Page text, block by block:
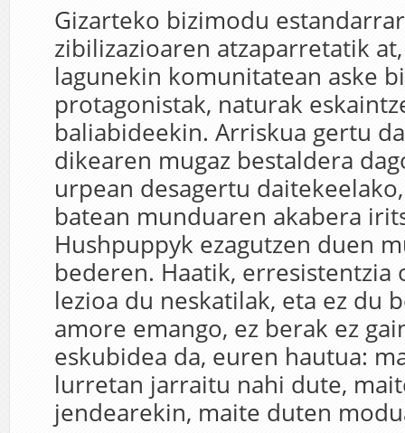
Gizarteko bizimodu
zibilizazioaren atzaparretatik
lagunekin komunitatean aske
protagonistak, naturak
baliabideekin. Arriskua gertu
dikearen mugaz bestaldera
urpean desagertu
batean munduaren akabera
Hushpuppyk ezagutzen duen
bederen. Haatik, erresistentzia
lezioa du neskatilak, eta ez du
amore emango, ez berak ez
eskubidea da, euren hautua:
lurretan jarraitu nahi dute,
jendearekin, maite duten